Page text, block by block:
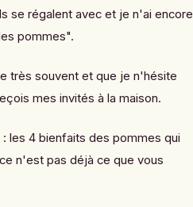
se régalent avec et je n'ai encore
pommes".
très souvent et que je n'hésite
mes invités à la maison.
les 4 bienfaits des pommes qui
n'est pas déjà ce que vous